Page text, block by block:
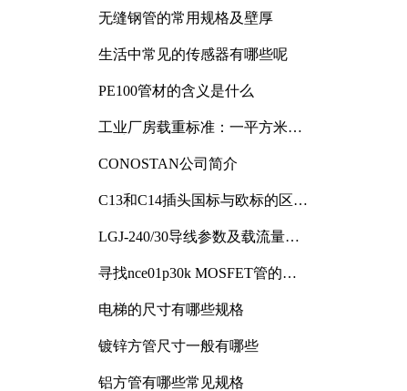
无缝钢管的常用规格及壁厚
生活中常见的传感器有哪些呢
PE100管材的含义是什么
工业厂房载重标准：一平方米能
CONOSTAN公司简介
C13和C14插头国标与欧标的区别
LGJ-240/30导线参数及载流量解
寻找nce01p30k MOSFET管的合
电梯的尺寸有哪些规格
镀锌方管尺寸一般有哪些
铝方管有哪些常见规格